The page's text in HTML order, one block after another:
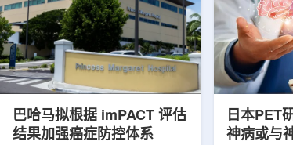
巴哈马拟根据 imPACT 评估
结果加强癌症防控体系
日本PET
神病或与